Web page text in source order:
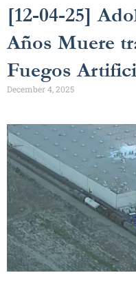
[12-04-25]
Años Muere
Fuegos
December 4, 2025